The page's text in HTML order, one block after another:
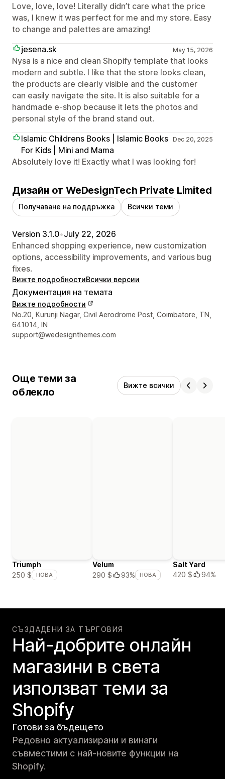
Love, love, love! Literally didn’t care what the price
was, I knew it was perfect for me and my store. Easy
to change and palettes are amazing!
jesena.sk
May 15, 2026
Nysa is a nice and clean Shopify template that looks
modern and subtle. I like that the store looks clean,
the products are clearly visible and the customer
can easily navigate the site. It is also suitable for a
handmade e-shop because it lets the photos and
personal style of the brand stand out.
Islamic Childrens Books | Islamic Books
For Kids | Mini and Mama
Dec 20, 2025
Absolutely love it! Exactly what I was looking for!
Дизайн от WeDesignTech Private Limited
Получаване на поддръжка Всички теми
Version 3.1.0•July 22, 2026
Enhanced shopping experience, new customization
options, accessibility improvements, and various bug
fixes.
Вижте подробностиВсички версии
Документация на темата
Вижте подробности
Данни за връзка с дизайнера
No.20, Kurunji Nagar, Civil Aerodrome Post, Coimbatore, TN,
641014, IN
support@wedesignthemes.com
Още теми за
облекло
Вижте всички
Triumph
250 $
НОВА
Velum
290 $
93% НОВА
Salt Yard
420 $
94%
СЪЗДАДЕНИ ЗА ТЪРГОВИЯ
Най-добрите онлайн
магазини в света
използват теми за
Shopify
Готови за бъдещето
Редовно актуализирани и винаги
съвместими с най-новите функции на
Shopify.